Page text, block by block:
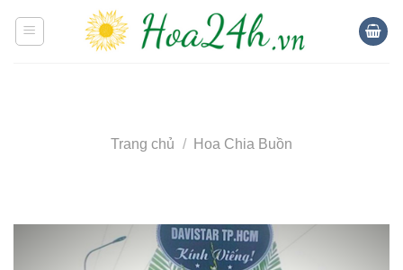
Trang chủ / Hoa Chia Buồn